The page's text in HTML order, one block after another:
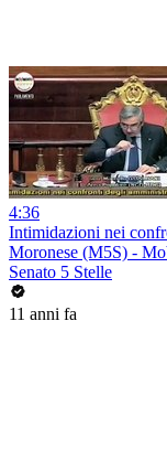
4:36
Intimidazioni nei
Moronese (M5S) -
Senato 5 Stelle
11 anni fa